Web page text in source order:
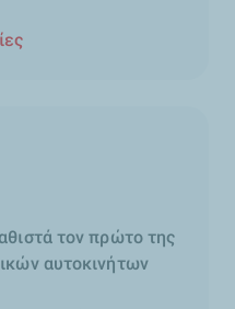
τον πρώτο της
αυτοκινήτων